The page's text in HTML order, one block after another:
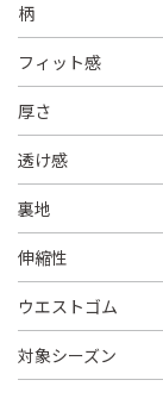
柄
フィット感
厚さ
透け感
裏地
伸縮性
ウエストゴム
対象シーズン